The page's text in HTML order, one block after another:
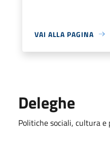
VAI ALLA PAGINA
Deleghe
Politiche sociali, cultura